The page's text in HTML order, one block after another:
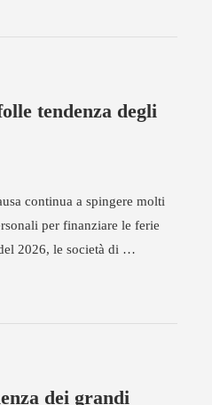
tendenza degli
continua a spingere molti
per finanziare le ferie
2026, le società di …
dei grandi